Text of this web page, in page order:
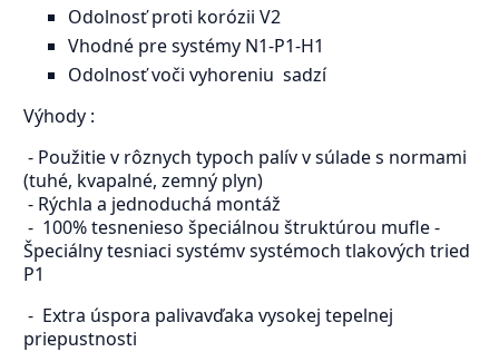
Odolnosť proti korózii V2
Vhodné pre systémy N1-P1-H1
Odolnosť voči vyhoreniu sadzí
Výhody :
- Použitie v rôznych typoch palív v súlade s normami
(tuhé, kvapalné, zemný plyn)
- Rýchla a jednoduchá montáž
- 100% tesnenieso špeciálnou štruktúrou mufle -
Špeciálny tesniaci systémv systémoch tlakových tried
P1
- Extra úspora palivavďaka vysokej tepelnej
priepustnosti